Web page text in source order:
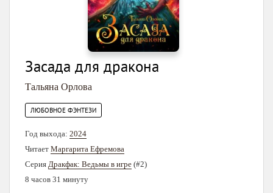
Засада для дракона
Тальяна Орлова
ЛЮБОВНОЕ ФЭНТЕЗИ
Год выхода: 2024
Читает Маргарита Ефремова
Серия Дракфак: Ведьмы в игре (#2)
8 часов 31 минуту